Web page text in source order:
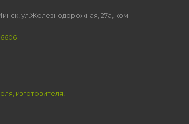
ул.Железнодорожная, 27а, ком
изготовителя,